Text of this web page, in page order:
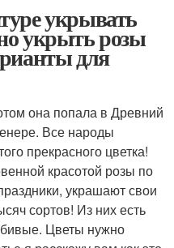
укрывать
укрыть розы
для
она попала в Древний
Все народы
прекрасного цветка!
красотой розы по
украшают свои
сортов! Из них есть
Цветы нужно